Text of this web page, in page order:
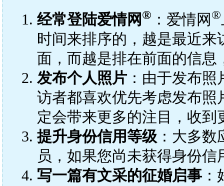
经常登陆爱情网 ® ：爱情网 ®
时间来排序的，越是最近
面，而越是排在前面的信
发布个人照片 ：由于发布
访者都喜欢优先考虑发布
定会带来更多的注目，收到
提升身份信用等级 ：大多
员，如果您尚未获得身份
写一篇有文采的征婚启事